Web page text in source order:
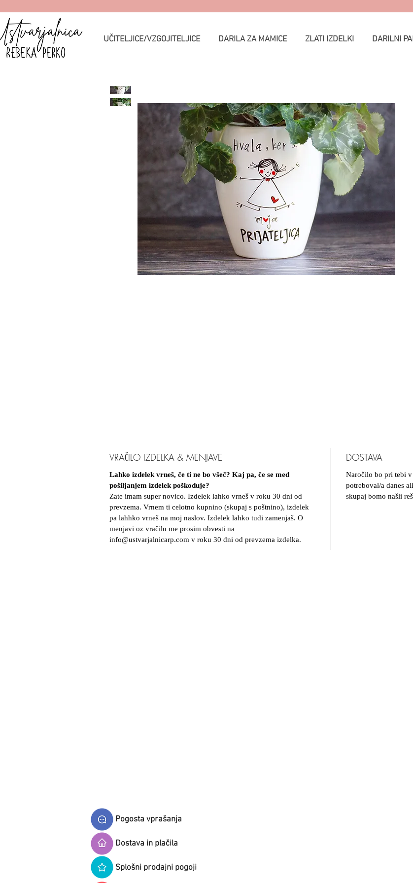
UČITELJICE/VZGOJITELJICE DARILA ZA MAMICE ZLATI IZDELKI DARILNI
VRAČILO IZDELKA & MENJAVE
Lahko izdelek vrneš, če ti ne bo všeč? Kaj pa, če se med
pošiljanjem izdelek poškoduje?
Zate imam super novico. Izdelek lahko vrneš v roku 30 dni od
prevzema. Vrnem ti celotno kupnino (skupaj s poštnino), izdelek
pa lahhko vrneš na moj naslov. Izdelek lahko tudi zamenjaš. O
menjavi oz vračilu me prosim obvesti na
info@ustvarjalnicarp.com v roku 30 dni od prevzema izdelka.
DOSTAVA
Naročilo bo pri tebi
potreboval/a danes
skupaj bomo našli
Pogosta vprašanja
Dostava in plačila
Splošni prodajni pogoji